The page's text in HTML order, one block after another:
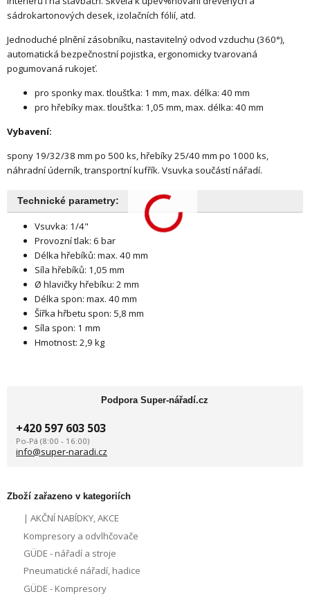
sádrokartonových desek, izolačních fólií, atd.
Jednoduché plnění zásobníku, nastavitelný odvod vzduchu (360°),
automatická bezpečnostní pojistka, ergonomicky tvarovaná
pogumovaná rukojeť.
pro sponky max. tloušťka: 1 mm, max. délka: 40 mm
pro hřebíky max. tloušťka: 1,05 mm, max. délka: 40 mm
Vybavení:
spony 19/32/38 mm po 500 ks, hřebíky 25/40 mm po 1000 ks,
náhradní úderník, transportní kufřík. Vsuvka součástí nářadí.
Technické parametry:
Vsuvka: 1/4"
Provozní tlak: 6 bar
Délka hřebíků: max. 40 mm
Síla hřebíků: 1,05 mm
Ø hlavičky hřebíku: 2 mm
Délka spon: max. 40 mm
Šířka hřbetu spon: 5,8 mm
Síla spon: 1 mm
Hmotnost: 2,9 kg
Podpora Super-nářadí.cz
+420 597 603 503
Po-Pá (8:00 - 16:00)
info@super-naradi.cz
Zboží zařazeno v kategoriích
| AKČNÍ NABÍDKY, AKCE
Kompresory a odvlhčovače
GÜDE - nářadí a stroje
Pneumatické nářadí, hadice
GÜDE - Kompresory